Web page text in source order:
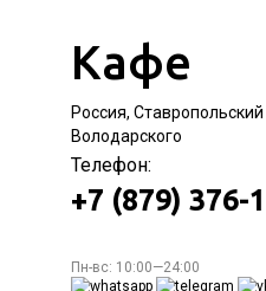
Кафе
Россия,
Володарского
Телефон:
+7 (879) 376-
Пн-вс: 10:00—24:00